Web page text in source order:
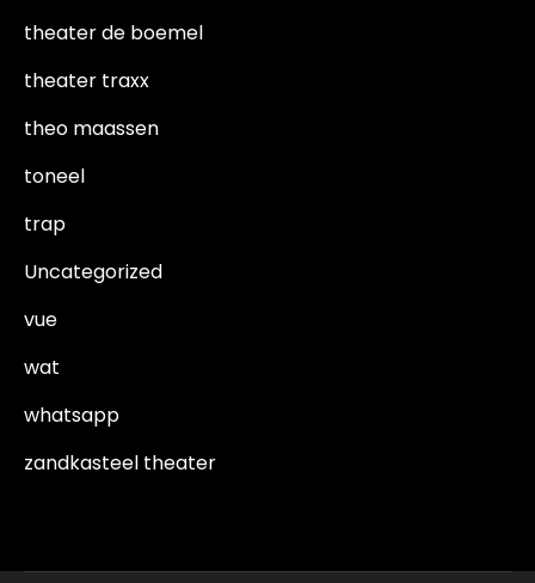
theater de boemel
theater traxx
theo maassen
toneel
trap
Uncategorized
vue
wat
whatsapp
zandkasteel theater